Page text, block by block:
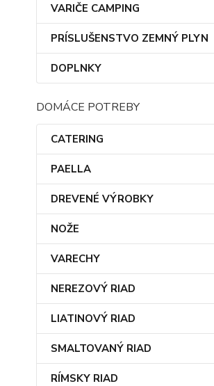
VARIČE CAMPING
PRÍSLUŠENSTVO ZEMNÝ PLYN
DOPLNKY
DOMÁCE POTREBY
CATERING
PAELLA
DREVENÉ VÝROBKY
NOŽE
VARECHY
NEREZOVÝ RIAD
LIATINOVÝ RIAD
SMALTOVANÝ RIAD
RÍMSKY RIAD